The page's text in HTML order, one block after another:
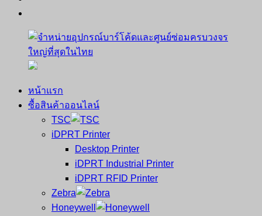
จำหน่าย
คอมพิวเตอร์
หน้าแรก
ซื้อสินค้าออนไลน์
TSC
iDPRT Printer
Desktop Printer
iDPRT Industrial Printer
iDPRT RFID Printer
Zebra
Honeywell